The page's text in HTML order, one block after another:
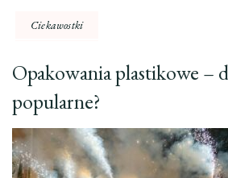
Ciekawostki
Opakowania plastikowe –
popularne?